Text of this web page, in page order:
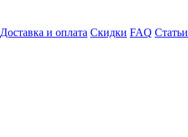
Доставка и оплата Скидки FAQ Статьи